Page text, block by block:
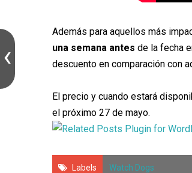
Además para aquellos más
una semana antes de la fecha
descuento en comparación con
El precio y cuando estará
el próximo 27 de mayo.
Labels Watch Dogs